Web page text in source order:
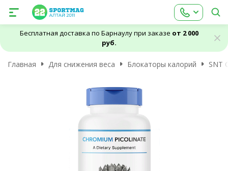
Бесплатная доставка по Барнаулу при заказе от 2 000
руб.
Главная Для снижения веса Блокаторы калорий SNT